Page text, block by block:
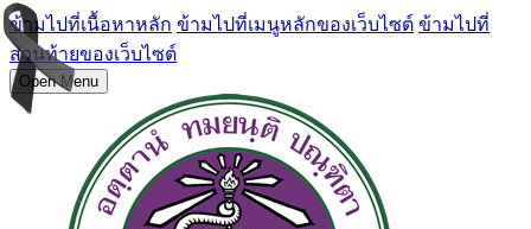
ข้ามไปที่เนื้อหาหลัก ข้ามไปที่เมนูหลักของเว็บไซต์ ข้ามไปที่
ส่วนท้ายของเว็บไซต์
Open Menu